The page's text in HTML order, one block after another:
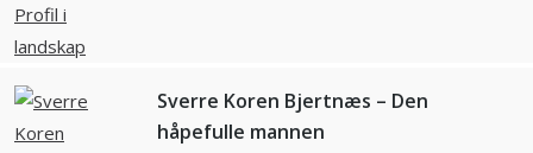
Sverre Koren Bjertnæs – Den
håpefulle mannen